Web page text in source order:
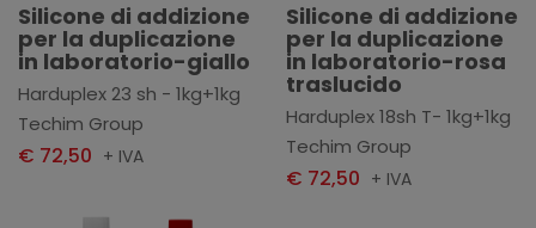
Silicone di addizione
per la duplicazione
in laboratorio-giallo
Harduplex 23 sh - 1kg+1kg
Techim Group
€ 72,50 + IVA
Silicone di addizione
per la duplicazione
in laboratorio-rosa
traslucido
Harduplex 18sh T- 1kg+1kg
Techim Group
€ 72,50 + IVA